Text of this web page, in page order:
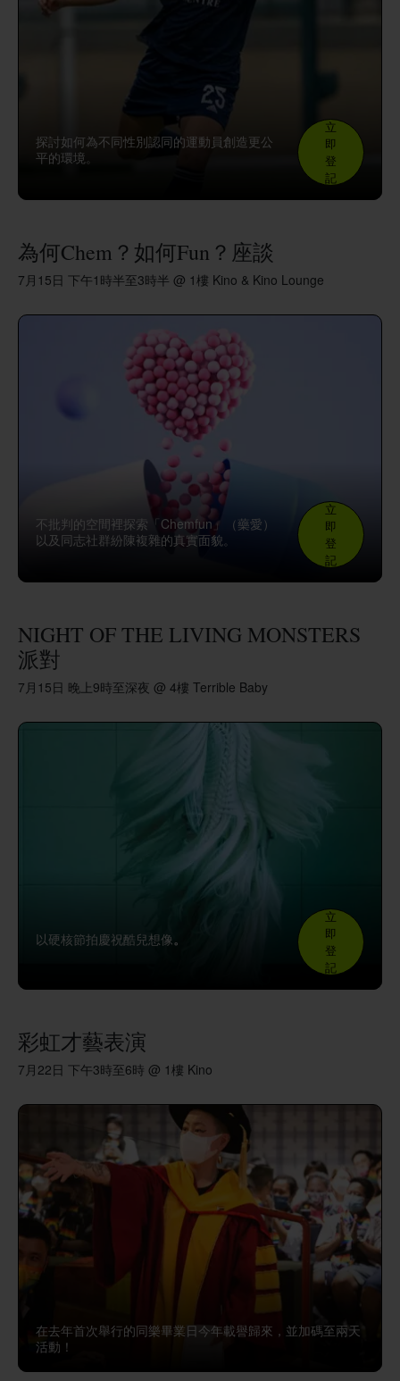
探討如何為不同性別認同的運動員創造更公
平的環境。
立
即
登
記
為何Chem？如何Fun？座談
7月15日 下午1時半至3時半 @ 1樓 Kino & Kino Lounge
不批判的空間裡探索「Chemfun」（藥愛）
以及同志社群紛陳複雜的真實面貌。
立
即
登
記
NIGHT OF THE LIVING MONSTERS
派對
7月15日 晚上9時至深夜 @ 4樓 Terrible Baby
以硬核節拍慶祝酷兒想像 。
立
即
登
記
彩虹才藝表演
7月22日 下午3時至6時 @ 1樓 Kino
在去年首次舉行的同樂畢業日今年載譽歸來，並加碼至兩天
活動！